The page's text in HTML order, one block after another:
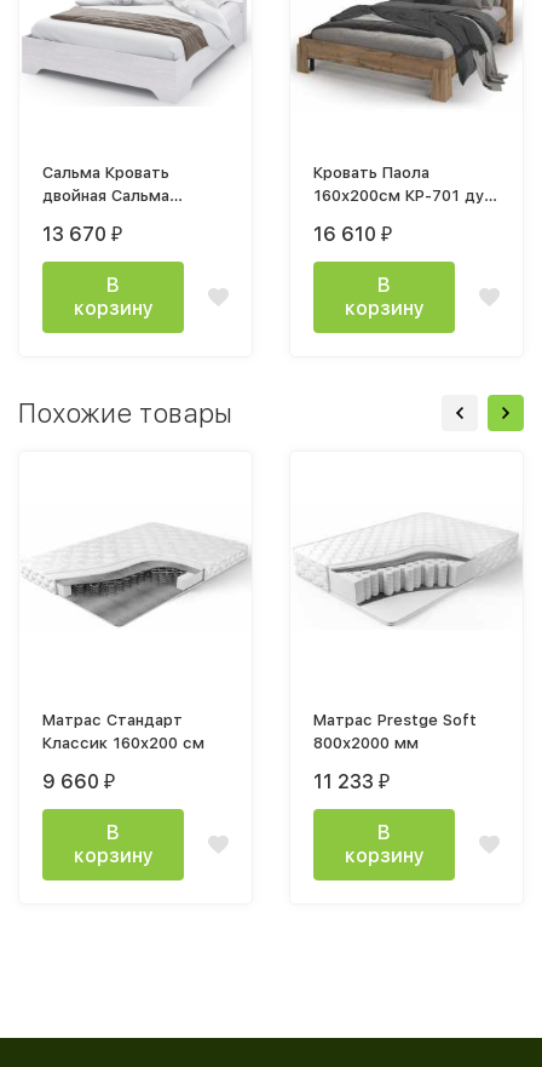
Сальма Кровать
двойная Сальма
основанием КР 021
13 670 ₽
В
корзину
Кровать Паола
160х200см КР-701 дуб
ортопедическим
основанием
16 610 ₽
В
корзину
Похожие товары
Матрас Стандарт
Классик 160x200 см
9 660 ₽
В
корзину
Матрас Prestge Soft
800х2000 мм
11 233 ₽
В
корзину